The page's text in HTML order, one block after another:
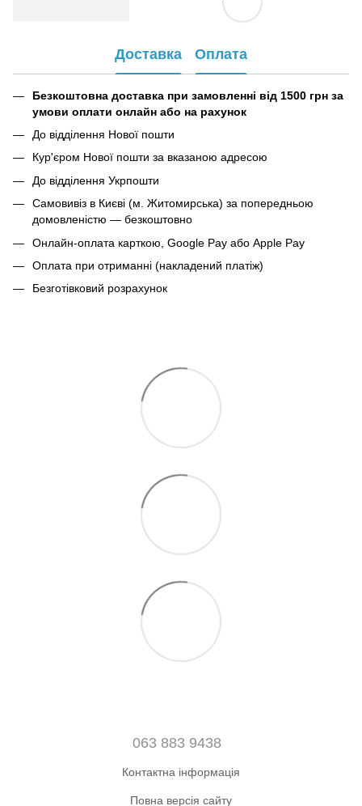
Доставка Оплата
Безкоштовна доставка при замовленні від 1500 грн за
умови оплати онлайн або на рахунок
До відділення Нової пошти
Кур'єром Нової пошти за вказаною адресою
До відділення Укрпошти
Самовивіз в Києві (м. Житомирська) за попередньою
домовленістю — безкоштовно
Онлайн-оплата карткою, Google Pay або Apple Pay
Оплата при отриманні (накладений платіж)
Безготівковий розрахунок
063 883 9438
Контактна інформація
Повна версія сайту